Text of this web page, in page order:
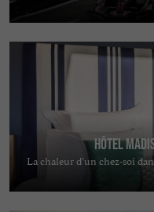
Hôtel
La chaleur d’un chez-soi